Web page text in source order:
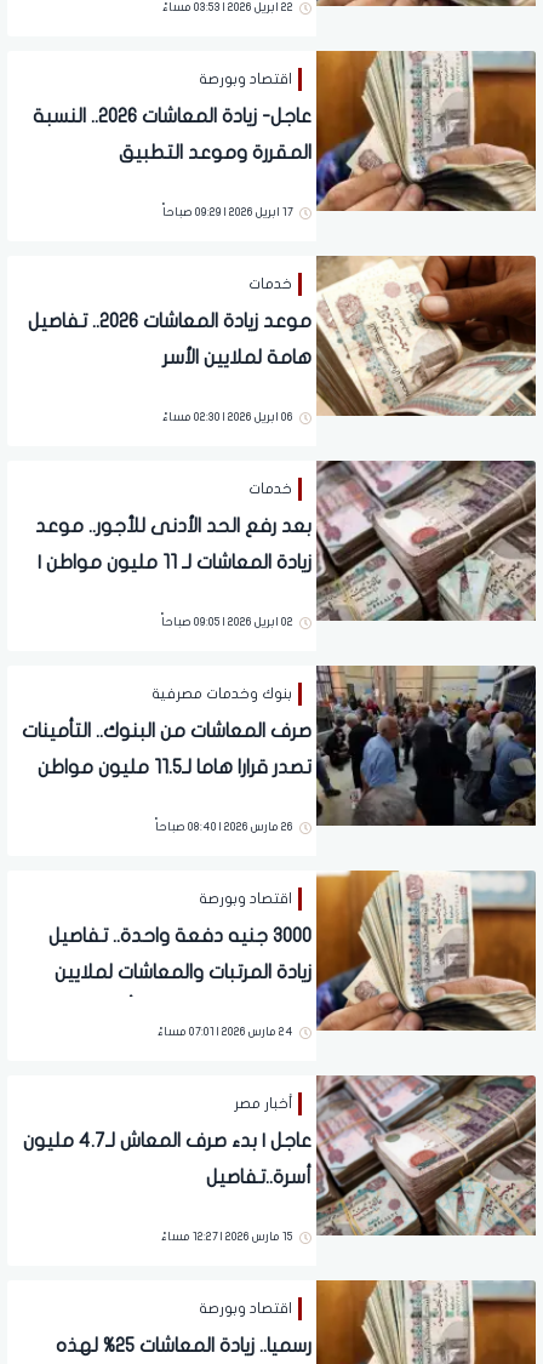
22 ابريل 2026 | 03:53 مساءً
اقتصاد وبورصة
عاجل- زيادة المعاشات 2026.. النسبة
المقررة وموعد التطبيق
17 ابريل 2026 | 09:29 صباحاً
خدمات
موعد زيادة المعاشات 2026.. تفاصيل
هامة لملايين الأسر
06 ابريل 2026 | 02:30 مساءً
خدمات
بعد رفع الحد الأدنى للأجور.. موعد
زيادة المعاشات لـ 11 مليون مواطن |
02 ابريل 2026 | 09:05 صباحاً
بنوك وخدمات مصرفية
صرف المعاشات من البنوك.. التأمينات
تصدر قرارا هاما لـ11.5 مليون مواطن
26 مارس 2026 | 08:40 صباحاً
اقتصاد وبورصة
3000 جنيه دفعة واحدة.. تفاصيل
زيادة المرتبات والمعاشات لملايين
24 مارس 2026 | 07:01 مساءً
أخبار مصر
عاجل | بدء صرف المعاش لـ4.7 مليون
أسرة..تفاصيل
15 مارس 2026 | 12:27 مساءً
اقتصاد وبورصة
رسميا.. زيادة المعاشات 25% لهذه